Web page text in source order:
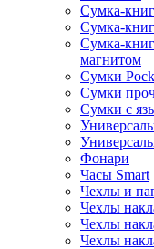
Сумка-
Сумка-
Сумка-
магнитом
Сумки
Сумки
Сумки с
Фонари
Часы Smart
Чехлы и
Чехлы
Чехлы
Чехлы